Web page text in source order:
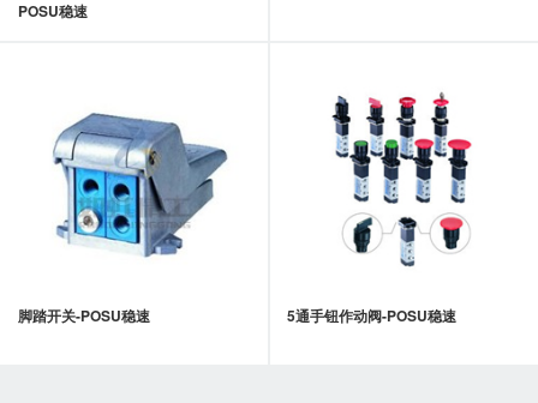
POSU稳速
脚踏开关-POSU稳速 5通手钮作动阀-POSU稳速